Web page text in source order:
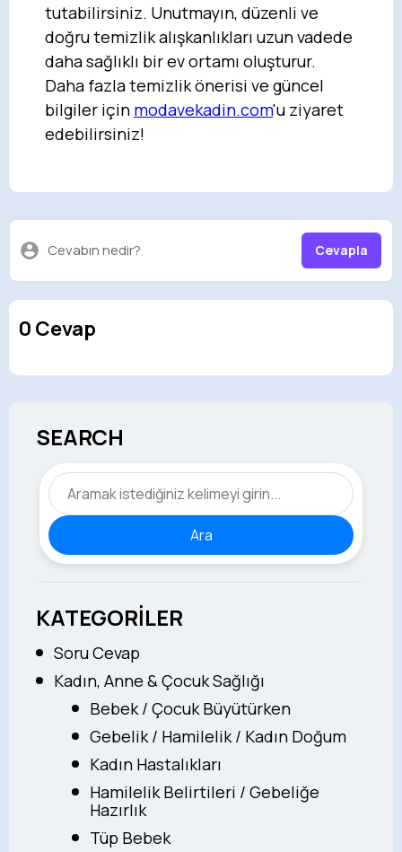
tutabilirsiniz. Unutmayın, düzenli ve
doğru temizlik alışkanlıkları uzun vadede
daha sağlıklı bir ev ortamı oluşturur.
Daha fazla temizlik önerisi ve güncel
bilgiler için modavekadin.com'u ziyaret
edebilirsiniz!
Cevabın nedir? Cevapla
0 Cevap
SEARCH
Ara
KATEGORİLER
Soru Cevap
Kadın, Anne & Çocuk Sağlığı
Bebek / Çocuk Büyütürken
Gebelik / Hamilelik / Kadın Doğum
Kadın Hastalıkları
Hamilelik Belirtileri / Gebeliğe
Hazırlık
Tüp Bebek